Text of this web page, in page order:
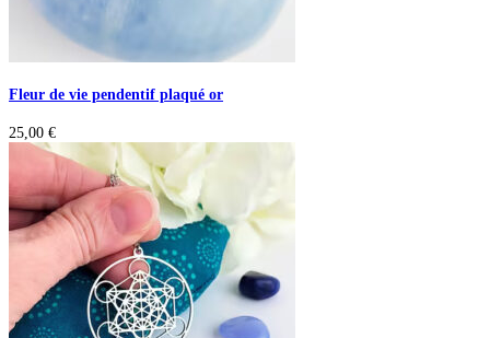
Fleur de vie pendentif plaqué or
25,00 €